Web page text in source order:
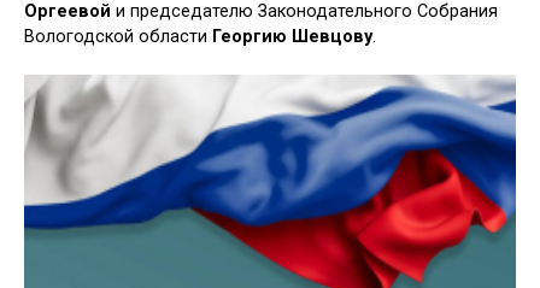
Оргеевой и председателю Законодательного Собрания
Вологодской области Георгию Шевцову.